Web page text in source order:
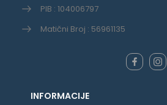
PIB : 104006797
Matični Broj : 56961135
INFORMACIJE